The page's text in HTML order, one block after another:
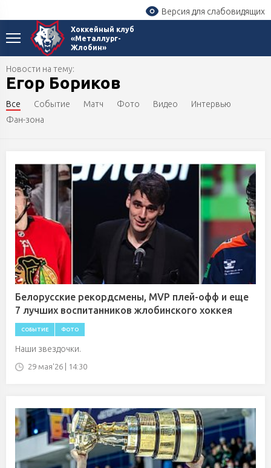
Версия для слабовидящих
Хоккейный клуб
«Металлург-
Жлобин»
Егор Бориков
Новости на тему:
Все Событие Матч Фото Видео
Интервью
Фан-зона
Белорусские рекордсмены, MVP плей-офф и еще
7 лучших воспитанников жлобинского хоккея
СОБЫТИЕ ФОТО
Наши звездочки.
29 мая'26 | 14:30